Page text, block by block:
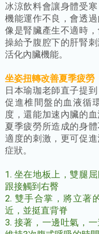
冰涼飲料會讓身體受
機能運作不良，會透
像是腎臟產生不適時
操給予腹腔下的肝腎
活化內臟機能。
坐姿扭轉改善夏季疲勞
日本瑜珈老師直子提
促進椎間盤的血液循
度，還能加速內臟的
夏季疲勞所造成的身
適度的刺激，更可促
症狀。
1. 坐在地板上，雙腿
跟接觸到右臀
2. 雙手合掌，將立著
近，並挺直背脊
3. 接著，一邊吐氣，